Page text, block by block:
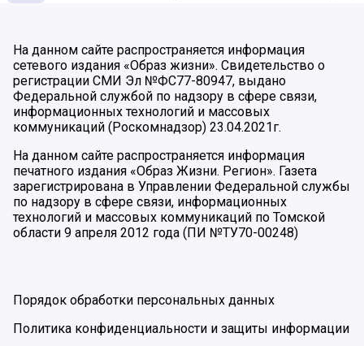
На данном сайте распространяется информация
сетевого издания «Образ жизни». Свидетельство о
регистрации СМИ Эл №ФС77-80947, выдано
Федеральной службой по надзору в сфере связи,
информационных технологий и массовых
коммуникаций (Роскомнадзор) 23.04.2021г.
На данном сайте распространяется информация
печатного издания «Образ Жизни. Регион». Газета
зарегистрирована в Управлении Федеральной службы
по надзору в сфере связи, информационных
технологий и массовых коммуникаций по Томской
области 9 апреля 2012 года (ПИ №ТУ70-00248)
Порядок обработки персональных данных
Политика конфиденциальности и защиты информации